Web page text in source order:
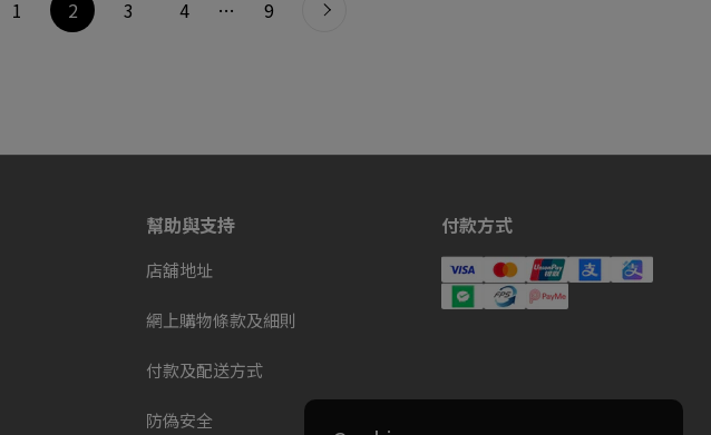
page
1 page
2 page
3 page
4 page
… page
9
幫助與支持
店舖地址
網上購物條款及細則
付款及配送方式
防偽安全
付款方式